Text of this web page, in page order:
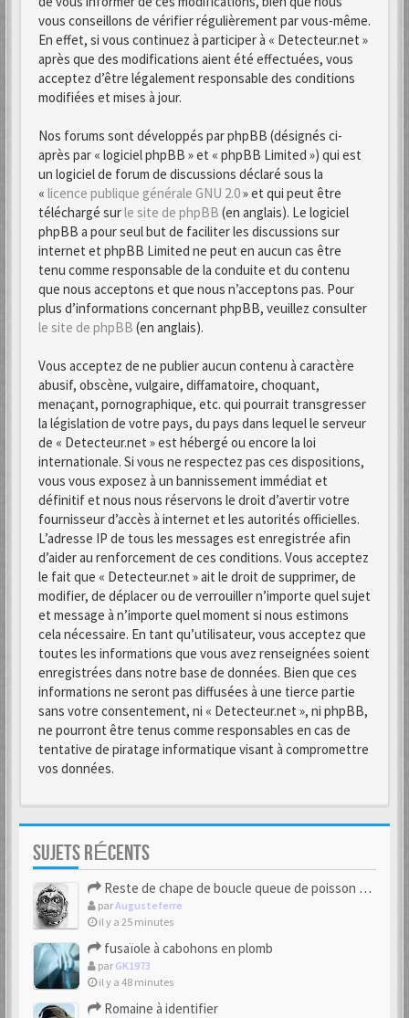
vous conseillons de vérifier régulièrement par vous-même.
En effet, si vous continuez à participer à « Detecteur.net »
après que des modifications aient été effectuées, vous
acceptez d’être légalement responsable des conditions
modifiées et mises à jour.
Nos forums sont développés par phpBB (désignés ci-
après par « logiciel phpBB » et « phpBB Limited ») qui est
un logiciel de forum de discussions déclaré sous la
« licence publique générale GNU 2.0» et qui peut être
téléchargé surle site de phpBB (en anglais). Le logiciel
phpBB a pour seul but de faciliter les discussions sur
internet et phpBB Limited ne peut en aucun cas être
tenu comme responsable de la conduite et du contenu
que nous acceptons et que nous n’acceptons pas. Pour
plus d’informations concernant phpBB, veuillez consulter
le site de phpBB (en anglais).
Vous acceptez de ne publier aucun contenu à caractère
abusif, obscène, vulgaire, diffamatoire, choquant,
menaçant, pornographique, etc. qui pourrait transgresser
la législation de votre pays, du pays dans lequel le serveur
de « Detecteur.net » est hébergé ou encore la loi
internationale. Si vous ne respectez pas ces dispositions,
vous vous exposez à un bannissement immédiat et
définitif et nous nous réservons le droit d’avertir votre
fournisseur d’accès à internet et les autorités officielles.
L’adresse IP de tous les messages est enregistrée afin
d’aider au renforcement de ces conditions. Vous acceptez
le fait que « Detecteur.net » ait le droit de supprimer, de
modifier, de déplacer ou de verrouiller n’importe quel sujet
et message à n’importe quel moment si nous estimons
cela nécessaire. En tant qu’utilisateur, vous acceptez que
toutes les informations que vous avez renseignées soient
enregistrées dans notre base de données. Bien que ces
informations ne seront pas diffusées à une tierce partie
sans votre consentement, ni « Detecteur.net », ni phpBB,
ne pourront être tenus comme responsables en cas de
tentative de piratage informatique visant à compromettre
vos données.
SUJETS RÉCENTS
Reste de chape de boucle queue de poisson bipartite 17/18eme
parAugusteferre
il y a 25 minutes
fusaïole à cabohons en plomb
par GK1973
il y a 48 minutes
Romaine à identifier